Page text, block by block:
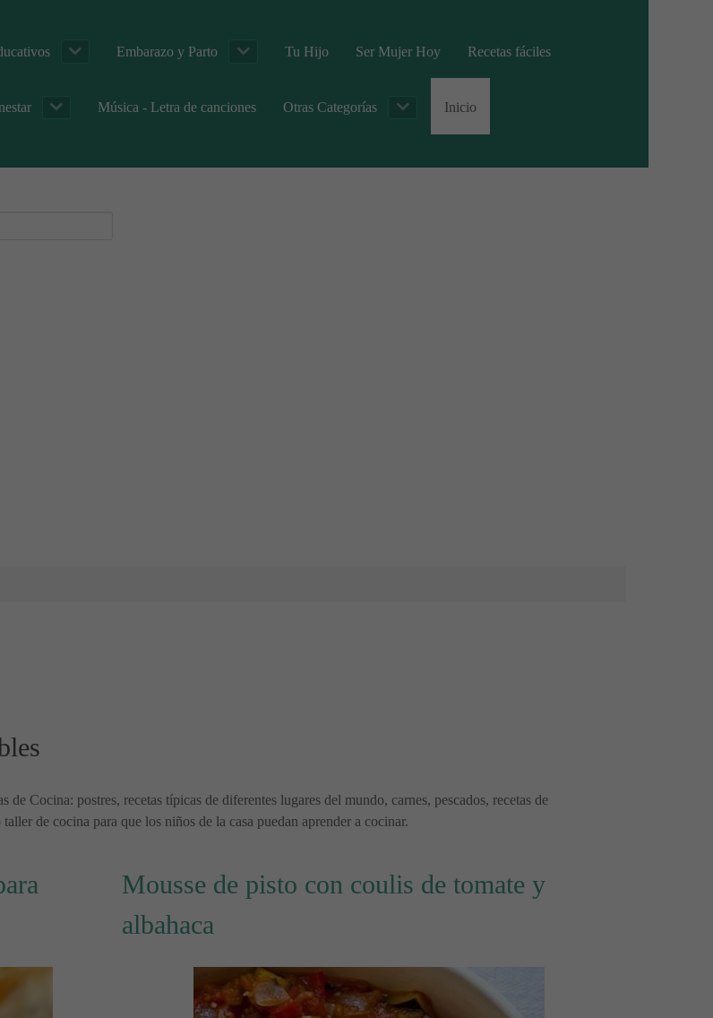
Embarazo y Parto Tu Hijo Ser Mujer Hoy Recetas fáciles
Música - Letra de canciones Otras Categorías Inicio
de Cocina: postres, recetas típicas de diferentes lugares del mundo, carnes, pescados, recetas de
de cocina para que los niños de la casa puedan aprender a cocinar.
Mousse de pisto con coulis de tomate y
albahaca